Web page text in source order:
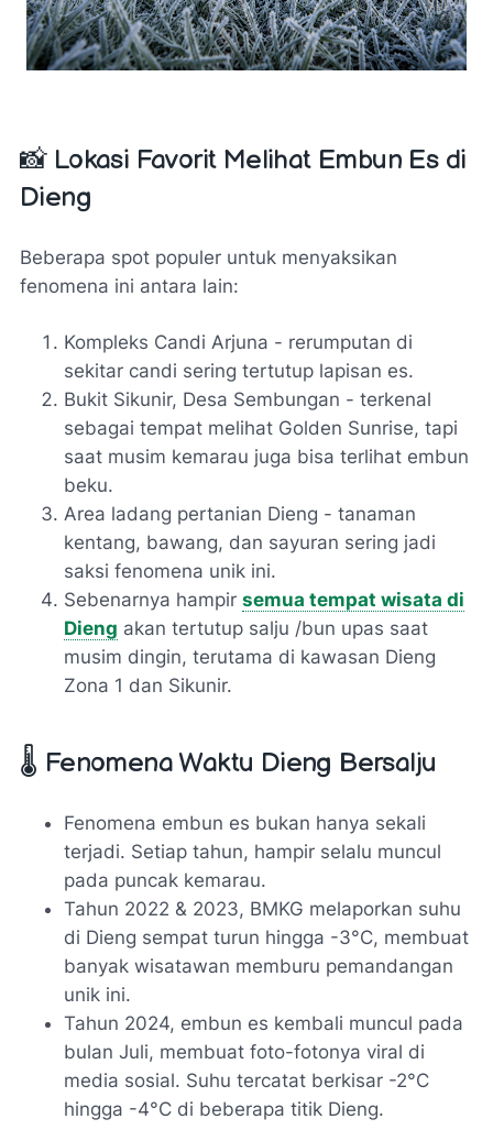
📸 Lokasi Favorit Melihat Embun Es di
Dieng
Beberapa spot populer untuk menyaksikan
fenomena ini antara lain:
Kompleks Candi Arjuna - rerumputan di
sekitar candi sering tertutup lapisan es.
Bukit Sikunir, Desa Sembungan - terkenal
sebagai tempat melihat Golden Sunrise, tapi
saat musim kemarau juga bisa terlihat embun
beku.
Area ladang pertanian Dieng - tanaman
kentang, bawang, dan sayuran sering jadi
saksi fenomena unik ini.
Sebenarnya hampir semua tempat wisata di
Dieng akan tertutup salju /bun upas saat
musim dingin, terutama di kawasan Dieng
Zona 1 dan Sikunir.
🌡️ Fenomena Waktu Dieng Bersalju
Fenomena embun es bukan hanya sekali
terjadi. Setiap tahun, hampir selalu muncul
pada puncak kemarau.
Tahun 2022 & 2023, BMKG melaporkan suhu
di Dieng sempat turun hingga -3°C, membuat
banyak wisatawan memburu pemandangan
unik ini.
Tahun 2024, embun es kembali muncul pada
bulan Juli, membuat foto-fotonya viral di
media sosial. Suhu tercatat berkisar -2°C
hingga -4°C di beberapa titik Dieng.